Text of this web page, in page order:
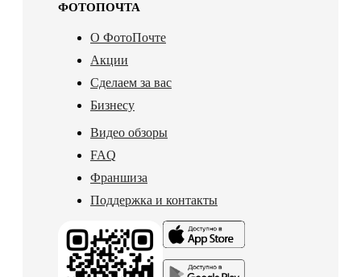
ФОТОПОЧТА
О ФотоПочте
Акции
Сделаем за вас
Бизнесу
Видео обзоры
FAQ
Франшиза
Поддержка и контакты